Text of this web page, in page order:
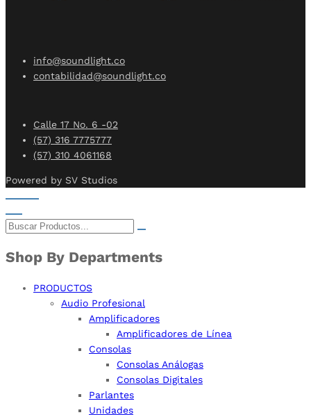
info@soundlight.co
contabilidad@soundlight.co
Calle 17 No. 6 -02
(57) 316 7775777
(57) 310 4061168
Powered by SV Studios
Shop By Departments
PRODUCTOS
Audio Profesional
Amplificadores
Amplificadores de Línea
Consolas
Consolas Análogas
Consolas Digitales
Parlantes
Unidades